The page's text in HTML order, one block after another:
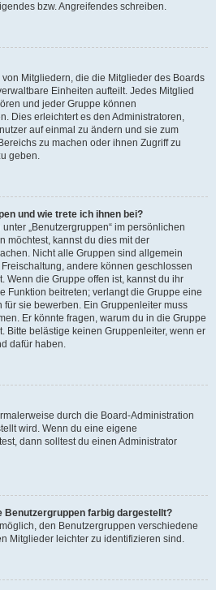
bzw. Angreifendes schreiben.
Mitgliedern, die die Mitglieder des Boards
Einheiten aufteilt. Jedes Mitglied
und jeder Gruppe können
Dies erleichtert es den Administratoren,
auf einmal zu ändern und sie zum
zu machen oder ihnen Zugriff zu
geben.
und wie trete ich ihnen bei?
„Benutzergruppen“ im persönlichen
möchtest, kannst du dies mit der
Nicht alle Gruppen sind allgemein
andere können geschlossen
Wenn die Gruppe offen ist, kannst du ihr
Funktion beitreten; verlangt die Gruppe eine
für sie bewerben. Ein Gruppenleiter muss
Er könnte fragen, warum du in die Gruppe
Bitte belästige keinen Gruppenleiter, wenn er
dafür haben.
durch die Board-Administration
wird. Wenn du eine eigene
dann solltest du einen Administrator
Benutzergruppen farbig dargestellt?
den Benutzergruppen verschiedene
Mitglieder leichter zu identifizieren sind.